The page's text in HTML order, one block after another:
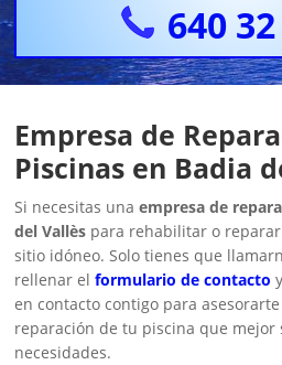
640
Empresa de
Piscinas en Badia
Si necesitas unaempresa de
del Vallès para rehabilitar o
sitio idóneo. Solo tienes que
rellenar elformulario de contacto
en contacto contigo para
reparación de tu piscina que mejor
necesidades.